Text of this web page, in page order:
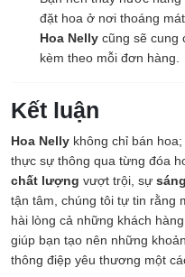
đặt hoa ở nơi thoáng
Hoa Nelly cũng sẽ cung
kèm theo mỗi đơn hàng.
Kết luận
Hoa Nelly không chỉ bán
thực sự thông qua từng đóa
chất lượng vượt trội, sự
tận tâm, chúng tôi tự tin rằng
hài lòng cả những khách
giúp bạn tạo nên những
thông điệp yêu thương một